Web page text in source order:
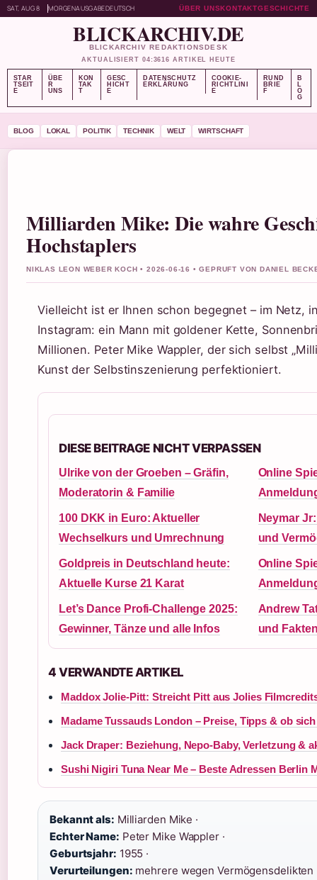
SAT, AUG 8 MORGENAUSGABEDEUTSCH ÜBER UNSKONTAKTGESCHICHTE
BLICKARCHIV.DE
BLICKARCHIV REDAKTIONSDESK
AKTUALISIERT 04:3616 ARTIKEL HEUTE
STAR
TSEIT
E
ÜBE
R
UNS
KON
TAK
T
GESC
HICHT
E
DATENSCHUTZ
ERKLÄRUNG
COOKIE-
RICHTLINI
E
RUND
BRIE
F
B
L
O
G
BLOG LOKAL POLITIK TECHNIK WELT WIRTSCHAFT
Milliarden Mike: Die wahre
Hochstaplers
NIKLAS LEON WEBER KOCH • 2026-06-16 • GEPRUFT VON DANIEL
Vielleicht ist er Ihnen schon begegnet – im Netz,
Instagram: ein Mann mit goldener Kette,
Millionen. Peter Mike Wappler, der sich selbst
Kunst der Selbstinszenierung perfektioniert.
DIESE BEITRAGE NICHT VERPASSEN
Ulrike von der Groeben – Gräfin,
Moderatorin & Familie
Online
100 DKK in Euro: Aktueller
Wechselkurs und Umrechnung
Neymar
und
Goldpreis in Deutschland heute:
Aktuelle Kurse 21 Karat
Online
Let’s Dance Profi-Challenge 2025:
Gewinner, Tänze und alle Infos
Andrew
und
4 VERWANDTE ARTIKEL
Maddox Jolie-Pitt: Streicht Pitt aus Jolies
Madame Tussauds London – Preise, Tipps & ob
Jack Draper: Beziehung, Nepo-Baby, Verletzung &
Sushi Nigiri Tuna Near Me – Beste Adressen Berlin
Bekannt als: Milliarden Mike ·
Echter Name: Peter Mike Wappler ·
Geburtsjahr: 1955 ·
Verurteilungen: mehrere wegen Vermögensdelikten